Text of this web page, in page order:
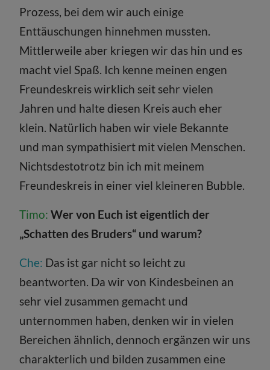
Prozess, bei dem wir auch einige
Enttäuschungen hinnehmen mussten.
Mittlerweile aber kriegen wir das hin und es
macht viel Spaß. Ich kenne meinen engen
Freundeskreis wirklich seit sehr vielen
Jahren und halte diesen Kreis auch eher
klein. Natürlich haben wir viele Bekannte
und man sympathisiert mit vielen Menschen.
Nichtsdestotrotz bin ich mit meinem
Freundeskreis in einer viel kleineren Bubble.
Timo: Wer von Euch ist eigentlich der
„Schatten des Bruders“ und warum?
Che: Das ist gar nicht so leicht zu
beantworten. Da wir von Kindesbeinen an
sehr viel zusammen gemacht und
unternommen haben, denken wir in vielen
Bereichen ähnlich, dennoch ergänzen wir uns
charakterlich und bilden zusammen eine